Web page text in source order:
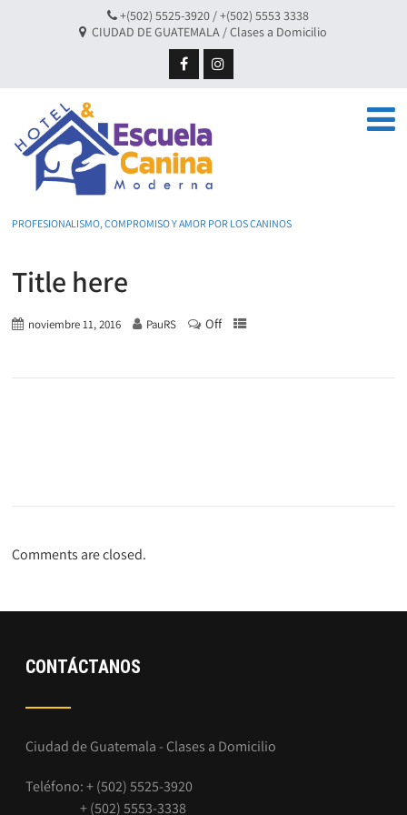
+(502) 5525-3920 / +(502) 5553 3338
CIUDAD DE GUATEMALA / Clases a Domicilio
PROFESIONALISMO, COMPROMISO Y AMOR POR LOS CANINOS
Title here
noviembre 11, 2016 PauRS Off
Comments are closed.
CONTÁCTANOS
Ciudad de Guatemala - Clases a Domicilio
Teléfono: + (502) 5525-3920
+ (502) 5553-3338